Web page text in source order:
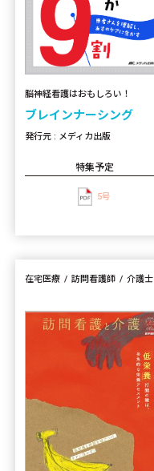
脳神経看護はおもしろい！
ブレインナーシング
発行元 : メディカ出版
特集予定
5号
在宅医療 訪問看護師 介護士